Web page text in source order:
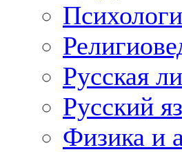
Русская
Русский
Физика и